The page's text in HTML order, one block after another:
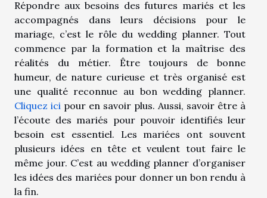
Répondre aux besoins des futures mariés et les
accompagnés dans leurs décisions pour le
mariage, c’est le rôle du wedding planner. Tout
commence par la formation et la maîtrise des
réalités du métier. Être toujours de bonne
humeur, de nature curieuse et très organisé est
une qualité reconnue au bon wedding planner.
Cliquez ici pour en savoir plus. Aussi, savoir être à
l’écoute des mariés pour pouvoir identifiés leur
besoin est essentiel. Les mariées ont souvent
plusieurs idées en tête et veulent tout faire le
même jour. C’est au wedding planner d’organiser
les idées des mariées pour donner un bon rendu à
la fin.